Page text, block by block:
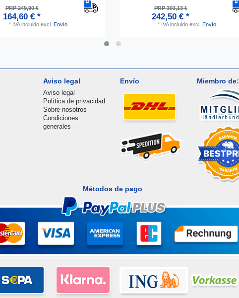
PRP 249,90 €
164,60 € *
* IVA incluido excl. Envío
PRP 303,13 €
242,50 € *
* IVA incluido excl. Envío
Aviso legal
Aviso legal
Política de privacidad
Sobre nosotros
Condiciones
generales
Envío Miembro de:
Métodos de pago